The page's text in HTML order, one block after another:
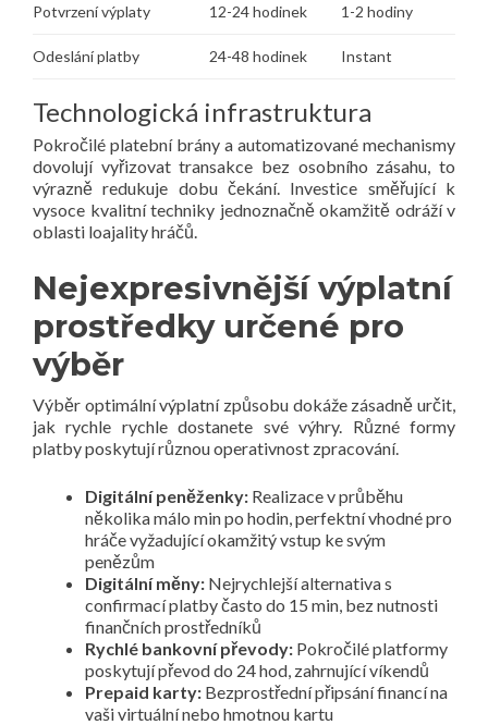
Potvrzení výplaty 12-24 hodinek 1-2 hodiny
Odeslání platby 24-48 hodinek Instant
Technologická infrastruktura
Pokročilé platební brány a automatizované mechanismy
dovolují vyřizovat transakce bez osobního zásahu, to
výrazně redukuje dobu čekání. Investice směřující k
vysoce kvalitní techniky jednoznačně okamžitě odráží v
oblasti loajality hráčů.
Nejexpresivnější výplatní
prostředky určené pro
výběr
Výběr optimální výplatní způsobu dokáže zásadně určit,
jak rychle rychle dostanete své výhry. Různé formy
platby poskytují různou operativnost zpracování.
Digitální peněženky: Realizace v průběhu
několika málo min po hodin, perfektní vhodné pro
hráče vyžadující okamžitý vstup ke svým
penězům
Digitální měny: Nejrychlejší alternativa s
confirmací platby často do 15 min, bez nutnosti
finančních prostředníků
Rychlé bankovní převody: Pokročilé platformy
poskytují převod do 24 hod, zahrnující víkendů
Prepaid karty: Bezprostřední připsání financí na
vaši virtuální nebo hmotnou kartu